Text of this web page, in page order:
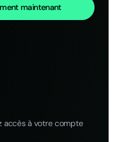
maintenant
accès à votre compte